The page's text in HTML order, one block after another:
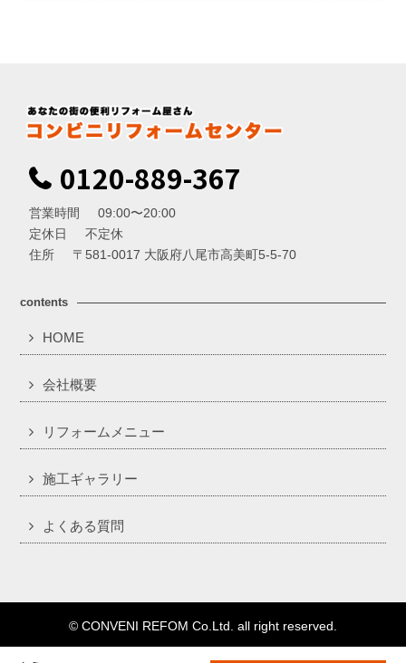
0120-889-367
営業時間
09:00〜20:00
定休日
不定休
住所
〒581-0017 大阪府八尾市高美町5-5-70
contents
HOME
会社概要
リフォームメニュー
施工ギャラリー
よくある質問
© CONVENI REFOM Co.Ltd. all right reserved.